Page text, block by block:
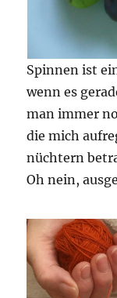
Spinnen ist
wenn es
man immer
die mich
nüchtern
Oh nein,